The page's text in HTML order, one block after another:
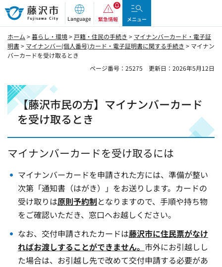
藤沢市
Language 緊急情報 メニュー
ホーム >暮らし・環境> 戸籍・住民の手続き > マイナンバーカード・電子証
明書> マイナンバー(個人番号)カード・電子証明書に関する手続き > マイナン
バーカードを受け取るとき
ページ番号：25275
更新日：2026年5月12日
【藤沢市民の方】マイナンバーカード
を受け取るとき
マイナンバーカードを受け取るには
マイナンバーカードを申請された方には、準備が整い
次第「通知書（はがき）」をお送りします。カードの
受け取りは原則予約制となりますので、手順や持ち物
をご確認いただき、窓口へお越しください。
なお、交付申請されたカードは藤沢市に住民票がなけ
ればお渡しすることができません。 市外にお引越しし
た場合は、お引越し先で改めて交付申請する必要があ